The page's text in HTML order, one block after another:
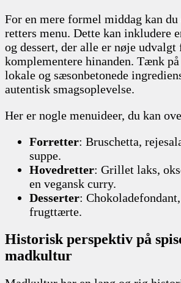
For en mere formel middag kan
retters menu. Dette kan inkludere
og dessert, der alle er nøje udvalgt
komplementere hinanden. Tænk
lokale og sæsonbetonede
autentisk smagsoplevelse.
Her er nogle menuideer, du kan
Forretter: Bruschetta,
suppe.
Hovedretter: Grillet laks,
en vegansk curry.
Desserter:
frugttærte.
Historisk perspektiv på
madkultur